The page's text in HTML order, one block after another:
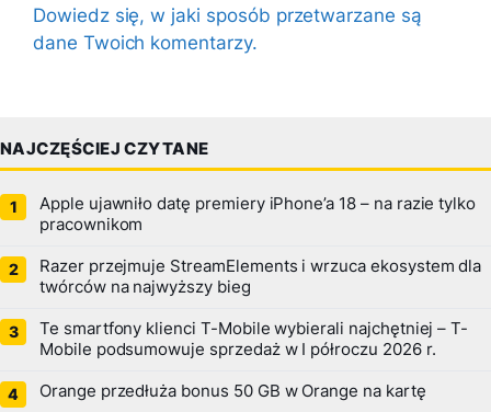
Dowiedz się, w jaki sposób przetwarzane są
dane Twoich komentarzy.
NAJCZĘŚCIEJ CZYTANE
Apple ujawniło datę premiery iPhone’a 18 – na razie tylko
pracownikom
Razer przejmuje StreamElements i wrzuca ekosystem dla
twórców na najwyższy bieg
Te smartfony klienci T-Mobile wybierali najchętniej – T-
Mobile podsumowuje sprzedaż w I półroczu 2026 r.
Orange przedłuża bonus 50 GB w Orange na kartę